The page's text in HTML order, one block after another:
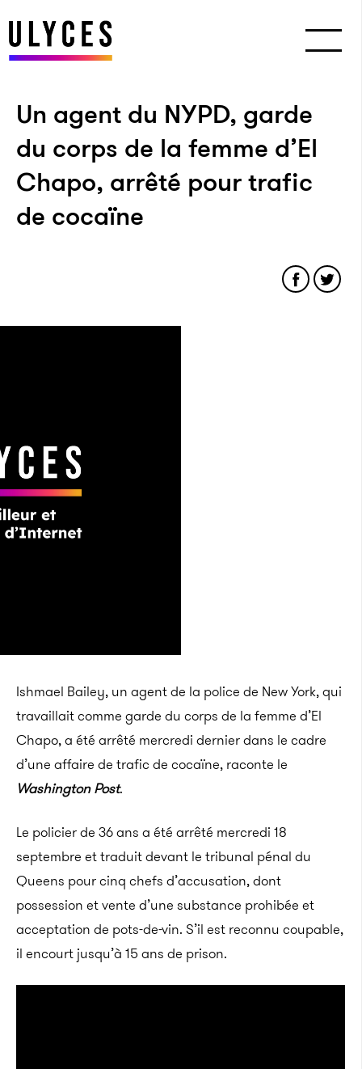
Un agent du NYPD, garde
du corps de la femme d’El
Chapo, arrêté pour trafic
de cocaïne
Ishmael Bailey, un agent de la police de New York, qui
travaillait comme garde du corps de la femme d’El
Chapo, a été arrêté mercredi dernier dans le cadre
d’une affaire de trafic de cocaïne, raconte le
Washington Post.
Le policier de 36 ans a été arrêté mercredi 18
septembre et traduit devant le tribunal pénal du
Queens pour cinq chefs d’accusation, dont
possession et vente d’une substance prohibée et
acceptation de pots-de-vin. S’il est reconnu coupable,
il encourt jusqu’à 15 ans de prison.